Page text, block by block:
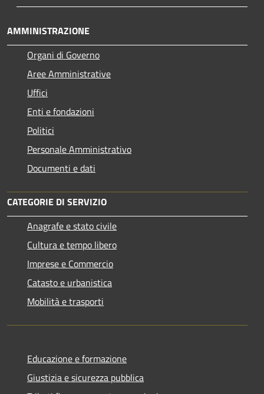
AMMINISTRAZIONE
Organi di Governo
Aree Amministrative
Uffici
Enti e fondazioni
Politici
Personale Amministrativo
Documenti e dati
CATEGORIE DI SERVIZIO
Anagrafe e stato civile
Cultura e tempo libero
Imprese e Commercio
Catasto e urbanistica
Mobilità e trasporti
Educazione e formazione
Giustizia e sicurezza pubblica